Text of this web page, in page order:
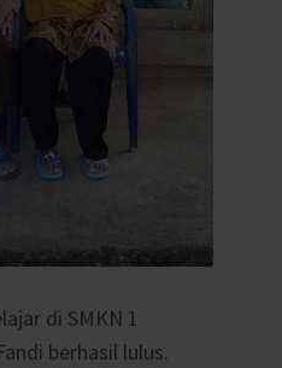
di SMKN 1
berhasil lulus.